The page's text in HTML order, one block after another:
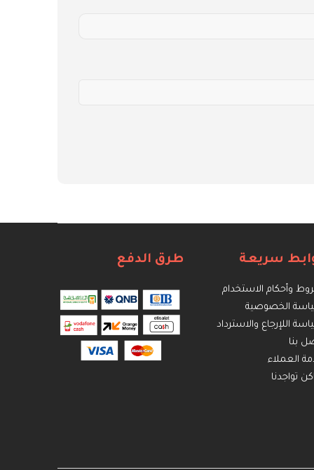
سريعة
وأحكام الاستخدام
الخصوصية
اللإرجاع والاسترداد
بنا
العملاء
تواجدنا
طرق الدفع